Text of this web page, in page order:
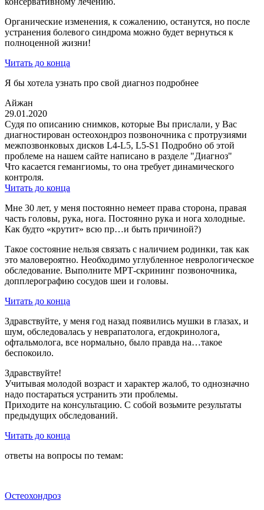
Органические изменения, к сожалению, останутся, но после
устранения болевого синдрома можно будет вернуться к
полноценной жизни!
Читать до конца
Я бы хотела узнать про свой диагноз подробнее
Айжан
29.01.2020
Судя по описанию снимков, которые Вы прислали, у Вас
диагностирован остеохондроз позвоночника с протрузиями
межпозвонковых дисков L4-L5, L5-S1 Подробно об этой
проблеме на нашем сайте написано в разделе "Диагноз"
Что касается гемангиомы, то она требует динамического
контроля.
Читать до конца
Мне 30 лет, у меня постоянно немеет права сторона, правая
часть головы, рука, нога. Постоянно рука и нога холодные.
Как будто «крутит» всю пр…и быть причиной?)
Такое состояние нельзя связать с наличием родинки, так как
это маловероятно. Необходимо углубленное неврологическое
обследование. Выполните МРТ-скрининг позвоночника,
допплерографию сосудов шеи и головы.
Читать до конца
Здравствуйте, у меня год назад появились мушки в глазах, и
шум, обследовалась у неврапатолога, егдокринолога,
офтальмолога, все нормально, было правда на…такое
беспокоило.
Здравствуйте!
Учитывая молодой возраст и характер жалоб, то однозначно
надо постараться устранить эти проблемы.
Приходите на консультацию. С собой возьмите результаты
предыдущих обследований.
Читать до конца
ответы на вопросы по темам:
Остеохондроз